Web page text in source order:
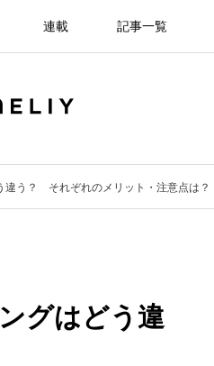
連載 記事一覧
違う？ それぞれのメリット・注意点は？
グはどう違